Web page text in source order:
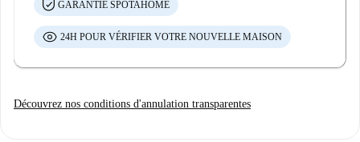
GARANTIE SPOTAHOME
24H POUR VÉRIFIER VOTRE NOUVELLE MAISON
Découvrez nos conditions d'annulation transparentes